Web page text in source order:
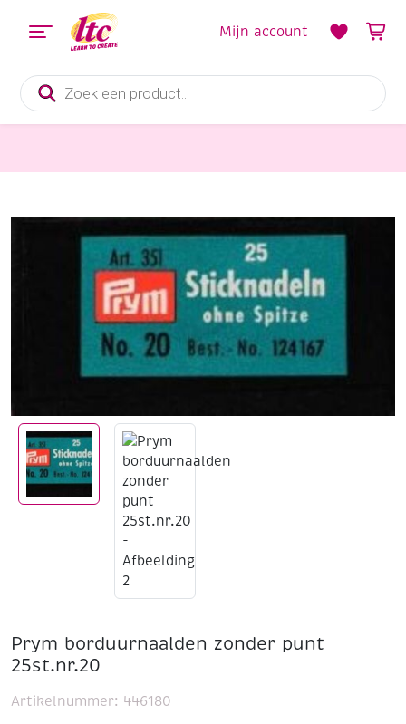
Producten
zoeken
Mijn account
Prym borduurnaalden zonder punt
25st.nr.20
Artikelnummer: 446180